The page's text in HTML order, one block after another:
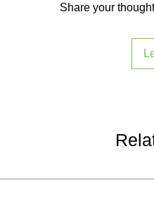
Share your